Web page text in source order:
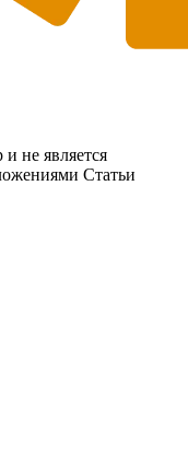
не является
Статьи